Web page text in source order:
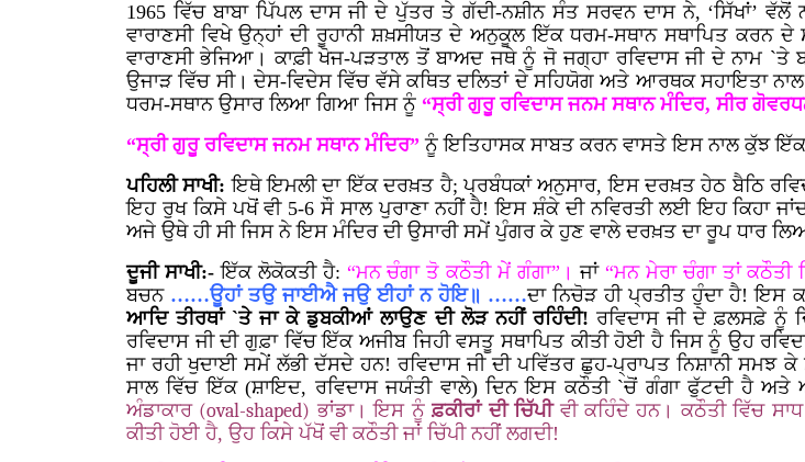
1965 ਵਿੱਚ ਬਾਬਾ ਪਿੱਪਲ ਦਾਸ ਜੀ ਦੇ ਪੁੱਤਰ ਤੇ ਗੱਦੀ-ਨਸ਼ੀਨ ਸੰਤ ਸਰਵਨ ਦਾਸ ਨੇ, ‘ਸਿੱਖਾਂ’ ਵੱਲੋਂ
ਵਾਰਾਣਸੀ ਵਿਖੇ ਉਨ੍ਹਾਂ ਦੀ ਰੂਹਾਨੀ ਸ਼ਖ਼ਸੀਯਤ ਦੇ ਅਨੁਕੂਲ ਇੱਕ ਧਰਮ-ਸਥਾਨ ਸਥਾਪਿਤ
ਵਾਰਾਣਸੀ ਭੇਜਿਆ। ਕਾਫ਼ੀ ਖੋਜ-ਪੜਤਾਲ ਤੋਂ ਬਾਅਦ ਜਥੇ ਨੂੰ ਜੋ ਜਗ੍ਹਾ ਰਵਿਦਾਸ ਜੀ ਦੇ ਨਾਮ
ਉਜਾੜ ਵਿੱਚ ਸੀ। ਦੇਸ-ਵਿਦੇਸ ਵਿੱਚ ਵੱਸੇ ਕਥਿਤ ਦਲਿਤਾਂ ਦੇ ਸਹਿਯੋਗ ਅਤੇ ਆਰਥਕ ਸਹਾਇਤਾ
ਧਰਮ-ਸਥਾਨ ਉਸਾਰ ਲਿਆ ਗਿਆ ਜਿਸ ਨੂੰ “ਸ੍ਰੀ ਗੁਰੂ ਰਵਿਦਾਸ ਜਨਮ ਸਥਾਨ ਮੰਦਿਰ, ਸੀਰ
“ਸ੍ਰੀ ਗੁਰੂ ਰਵਿਦਾਸ ਜਨਮ ਸਥਾਨ ਮੰਦਿਰ”ਨੂੰ ਇਤਿਹਾਸਕ ਸਾਬਤ ਕਰਨ ਵਾਸਤੇ ਇਸ ਨਾਲ ਕੁੱਝ
ਪਹਿਲੀ ਸਾਖੀ:ਇਥੇ ਇਮਲੀ ਦਾ ਇੱਕ ਦਰਖ਼ਤ ਹੈ; ਪ੍ਰਬੰਧਕਾਂ ਅਨੁਸਾਰ, ਇਸ ਦਰਖ਼ਤ ਹੇਠ ਬੈਠਿ
ਇਹ ਰੁਖ ਕਿਸੇ ਪਖੋਂ ਵੀ 5-6 ਸੌ ਸਾਲ ਪੁਰਾਣਾ ਨਹੀਂ ਹੈ! ਇਸ ਸ਼ੰਕੇ ਦੀ ਨਵਿਰਤੀ ਲਈ ਇਹ ਕਿਹਾ
ਅਜੇ ਉਥੇ ਹੀ ਸੀ ਜਿਸ ਨੇ ਇਸ ਮੰਦਿਰ ਦੀ ਉਸਾਰੀ ਸਮੇਂ ਪੁੰਗਰ ਕੇ ਹੁਣ ਵਾਲੇ ਦਰਖ਼ਤ ਦਾ ਰੂਪ ਧਾਰ
ਦੂਜੀ ਸਾਖੀ:-ਇੱਕ ਲੋਕੋਕਤੀ ਹੈ: “ਮਨ ਚੰਗਾ ਤੋ ਕਠੌਤੀ ਮੇਂ ਗੰਗਾ”।ਜਾਂ “ਮਨ ਮੇਰਾ ਚੰਗਾ ਤਾਂ ਕਠੌਤੀ
ਬਚਨ ……ਊਹਾਂ ਤਉ ਜਾਈਐ ਜਉ ਈਹਾਂ ਨ ਹੋਇ॥ ……ਦਾ ਨਿਚੋੜ ਹੀ ਪ੍ਰਤੀਤ ਹੁੰਦਾ ਹੈ! ਇਸ
ਆਦਿ ਤੀਰਥਾਂ `ਤੇ ਜਾ ਕੇ ਡੁਬਕੀਆਂ ਲਾਉਣ ਦੀ ਲੋੜ ਨਹੀਂ ਰਹਿੰਦੀ! ਰਵਿਦਾਸ ਜੀ ਦੇ ਫ਼ਲਸਫ਼ੇ ਨੂੰ
ਰਵਿਦਾਸ ਜੀ ਦੀ ਗੁਫ਼ਾ ਵਿੱਚ ਇੱਕ ਅਜੀਬ ਜਿਹੀ ਵਸਤੂ ਸਥਾਪਿਤ ਕੀਤੀ ਹੋਈ ਹੈ ਜਿਸ ਨੂੰ ਉਹ
ਜਾ ਰਹੀ ਖੁਦਾਈ ਸਮੇਂ ਲੱਭੀ ਦੱਸਦੇ ਹਨ! ਰਵਿਦਾਸ ਜੀ ਦੀ ਪਵਿੱਤਰ ਛੁਹ-ਪ੍ਰਾਪਤ ਨਿਸ਼ਾਨੀ ਸਮਝ
ਸਾਲ ਵਿੱਚ ਇੱਕ (ਸ਼ਾਇਦ, ਰਵਿਦਾਸ ਜਯੰਤੀ ਵਾਲੇ) ਦਿਨ ਇਸ ਕਠੌਤੀ `ਚੋਂ ਗੰਗਾ ਫੁੱਟਦੀ ਹੈ
ਅੰਡਾਕਾਰ (oval-shaped) ਭਾਂਡਾ। ਇਸ ਨੂੰਫ਼ਕੀਰਾਂ ਦੀ ਚਿੱਪੀਵੀ ਕਹਿੰਦੇ ਹਨ। ਕਠੌਤੀ ਵਿੱਚ
ਕੀਤੀ ਹੋਈ ਹੈ, ਉਹ ਕਿਸੇ ਪੱਖੋਂ ਵੀ ਕਠੌਤੀ ਜਾਂ ਚਿੱਪੀ ਨਹੀਂ ਲਗਦੀ!